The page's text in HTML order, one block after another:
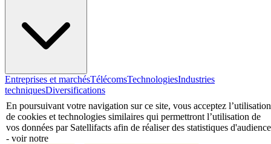
Entreprises et marchésTélécomsTechnologiesIndustries
techniquesDiversifications
International
En poursuivant votre navigation sur ce site, vous acceptez l’utilisation
de cookies et technologies similaires qui permettront l’utilisation de
vos données par Satellifacts afin de réaliser des statistiques d'audience
- voir notre